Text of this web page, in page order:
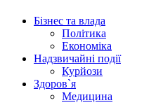
Бізнес та влада
Політика
Економіка
Надзвичайні події
Курйози
Здоров`я
Медицина